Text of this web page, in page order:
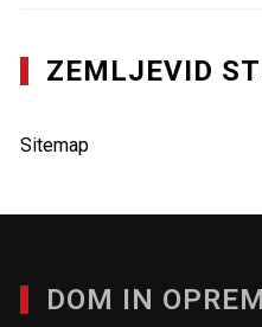
ZEMLJEVID
Sitemap
DOM IN